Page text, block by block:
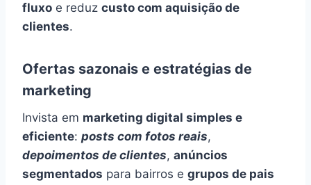
fluxo e reduz custo com aquisição de
clientes.
Ofertas sazonais e estratégias de
marketing
Invista em marketing digital simples e
eficiente: posts com fotos reais,
depoimentos de clientes, anúncios
segmentados para bairros e grupos de pais